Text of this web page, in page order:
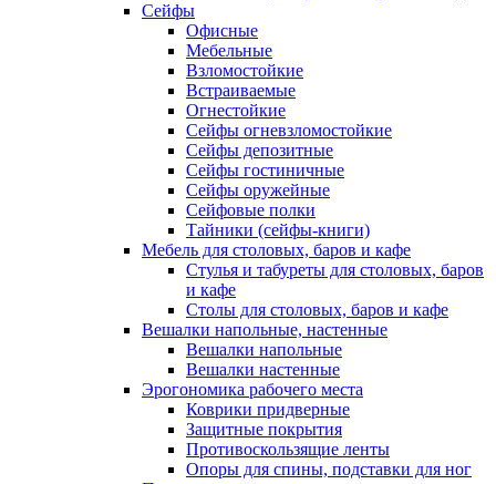
Сейфы
Офисные
Мебельные
Взломостойкие
Встраиваемые
Огнестойкие
Сейфы огневзломостойкие
Сейфы депозитные
Сейфы гостиничные
Сейфы оружейные
Сейфовые полки
Тайники (сейфы-книги)
Мебель для столовых, баров и кафе
Стулья и табуреты для столовых, баров
и кафе
Столы для столовых, баров и кафе
Вешалки напольные, настенные
Вешалки напольные
Вешалки настенные
Эрогономика рабочего места
Коврики придверные
Защитные покрытия
Противоскользящие ленты
Опоры для спины, подставки для ног